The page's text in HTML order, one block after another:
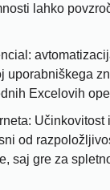
lahko
uporabniškega
Excelovih
Učinkovitost
od
saj gre za